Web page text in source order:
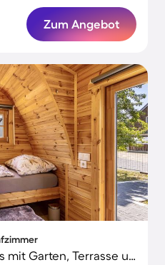
Zum Angebot
Charmantes Ferienhaus mit Garten, Terrasse und Grill | Gartenblick